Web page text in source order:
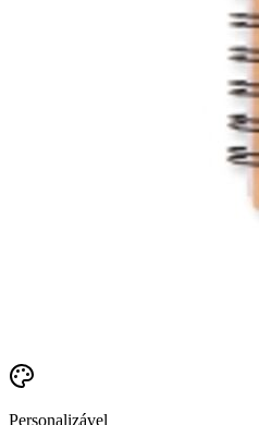
Personalizável